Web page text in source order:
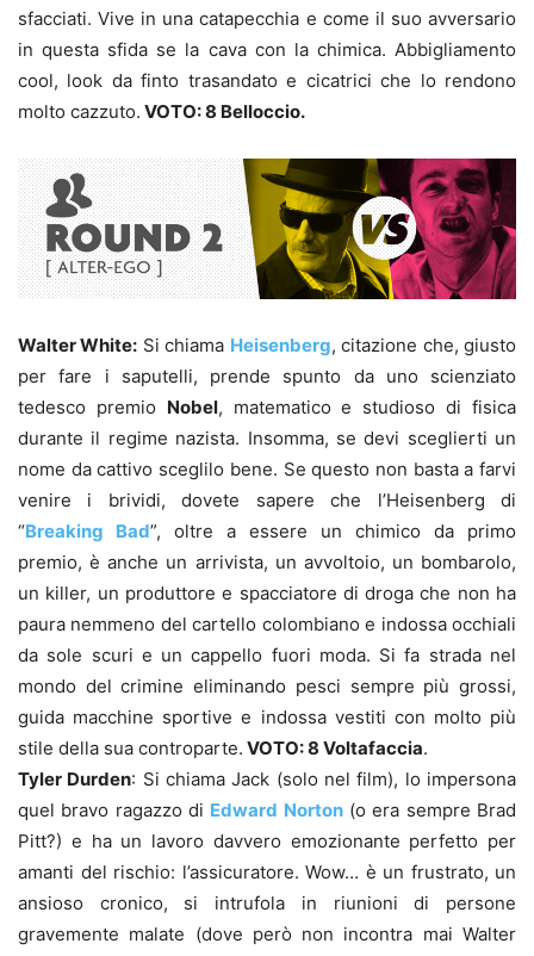
sfacciati. Vive in una catapecchia e come il suo avversario
in questa sfida se la cava con la chimica. Abbigliamento
cool, look da finto trasandato e cicatrici che lo rendono
molto cazzuto. VOTO: 8 Belloccio.
Walter White: Si chiama Heisenberg, citazione che, giusto
per fare i saputelli, prende spunto da uno scienziato
tedesco premio Nobel, matematico e studioso di fisica
durante il regime nazista. Insomma, se devi sceglierti un
nome da cattivo sceglilo bene. Se questo non basta a farvi
venire i brividi, dovete sapere che l’Heisenberg di
“Breaking Bad”, oltre a essere un chimico da primo
premio, è anche un arrivista, un avvoltoio, un bombarolo,
un killer, un produttore e spacciatore di droga che non ha
paura nemmeno del cartello colombiano e indossa occhiali
da sole scuri e un cappello fuori moda. Si fa strada nel
mondo del crimine eliminando pesci sempre più grossi,
guida macchine sportive e indossa vestiti con molto più
stile della sua controparte. VOTO: 8 Voltafaccia.
Tyler Durden: Si chiama Jack (solo nel film), lo impersona
quel bravo ragazzo di Edward Norton(o era sempre Brad
Pitt?) e ha un lavoro davvero emozionante perfetto per
amanti del rischio: l’assicuratore. Wow… è un frustrato, un
ansioso cronico, si intrufola in riunioni di persone
gravemente malate (dove però non incontra mai Walter